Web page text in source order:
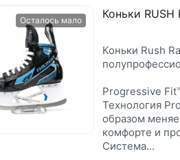
Осталось мало Коньки RUSH
Коньки Rush
Progressive
Технология
образом
комфорте и
Система...